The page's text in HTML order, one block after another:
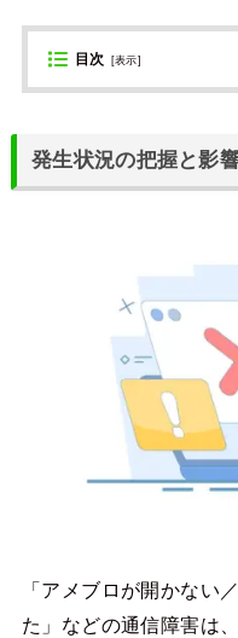
目次 [表示]
発生状況の把握と影
「アメブロが開かない
た」などの通信障害は